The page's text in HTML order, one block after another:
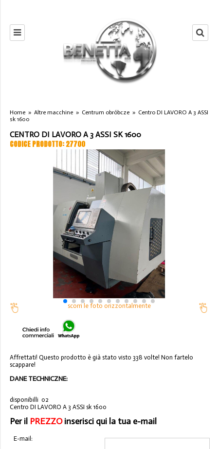
Home » Altre macchine » Centrum obróbcze » Centro DI LAVORO A 3 ASSI
sk 1600
CENTRO DI LAVORO A 3 ASSI SK 1600
CODICE PRODOTTO: 27700
scorri le foto orizzontalmente
Affrettati! Questo prodotto è già stato visto 338 volte! Non fartelo
scappare!
DANE TECHNICZNE:
disponibilli 02
Centro DI LAVORO A 3 ASSI sk 1600
Per il PREZZOinserisci qui la tua e-mail
E-mail: